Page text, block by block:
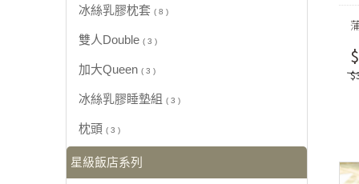
冰絲乳膠枕套 ( 8 )
雙人Double ( 3 )
加大Queen ( 3 )
冰絲乳膠睡墊組 ( 3 )
枕頭 ( 3 )
星級飯店系列